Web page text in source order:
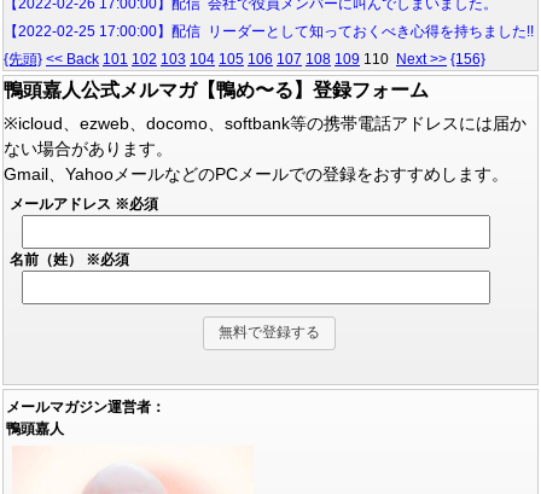
【2022-02-25 17:00:00】配信 リーダーとして知っておくべき心得を持ちました!!
{先頭} << Back 101 102 103 104 105 106 107 108 109 110 Next >> {156}
鴨頭嘉人公式メルマガ【鴨め〜る】登録フォーム
※icloud、ezweb、docomo、softbank等の携帯電話アドレスには届か
ない場合があります。
Gmail、YahooメールなどのPCメールでの登録をおすすめします。
メールアドレス ※必須
名前（姓） ※必須
メールマガジン運営者：
鴨頭嘉人